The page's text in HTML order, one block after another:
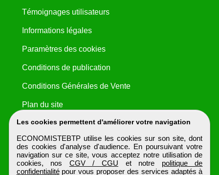
Les cookies permettent d'améliorer votre navigation
ECONOMISTEBTP utilise les cookies sur son site, dont
des cookies d'analyse d'audience. En poursuivant votre
navigation sur ce site, vous acceptez notre utilisation de
cookies, nos CGV / CGU et notre politique de
confidentialitépour vous proposer des services adaptés à
Témoignages utilisateurs
Informations légales
Paramètres des cookies
Conditions de publication
Conditions Générales de Vente
Plan du site